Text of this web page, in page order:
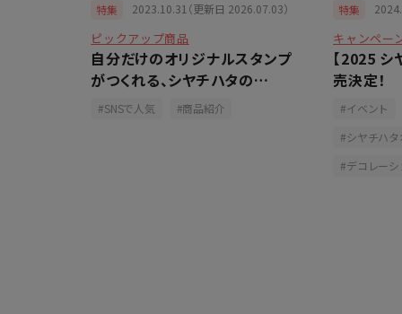
特集 2023.10.31（更新日 2026.07.03）
ピックアップ商品
自分だけのオリジナルスタンプ
がつくれる、シヤチハタの
「OSMO(オスモ)」
SNSで人気 商品紹介
特集
キャンペー
【2025 シ
売決定！
イベント
シヤチハ
デコレー